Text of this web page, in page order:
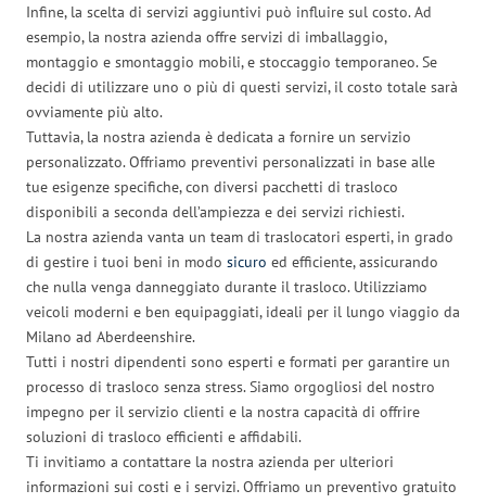
Infine, la scelta di servizi aggiuntivi può influire sul costo. Ad
esempio, la nostra azienda offre servizi di imballaggio,
montaggio e smontaggio mobili, e stoccaggio temporaneo. Se
decidi di utilizzare uno o più di questi servizi, il costo totale sarà
ovviamente più alto.
Tuttavia, la nostra azienda è dedicata a fornire un servizio
personalizzato. Offriamo preventivi personalizzati in base alle
tue esigenze specifiche, con diversi pacchetti di trasloco
disponibili a seconda dell’ampiezza e dei servizi richiesti.
La nostra azienda vanta un team di traslocatori esperti, in grado
di gestire i tuoi beni in modo sicuro ed efficiente, assicurando
che nulla venga danneggiato durante il trasloco. Utilizziamo
veicoli moderni e ben equipaggiati, ideali per il lungo viaggio da
Milano ad Aberdeenshire.
Tutti i nostri dipendenti sono esperti e formati per garantire un
processo di trasloco senza stress. Siamo orgogliosi del nostro
impegno per il servizio clienti e la nostra capacità di offrire
soluzioni di trasloco efficienti e affidabili.
Ti invitiamo a contattare la nostra azienda per ulteriori
informazioni sui costi e i servizi. Offriamo un preventivo gratuito